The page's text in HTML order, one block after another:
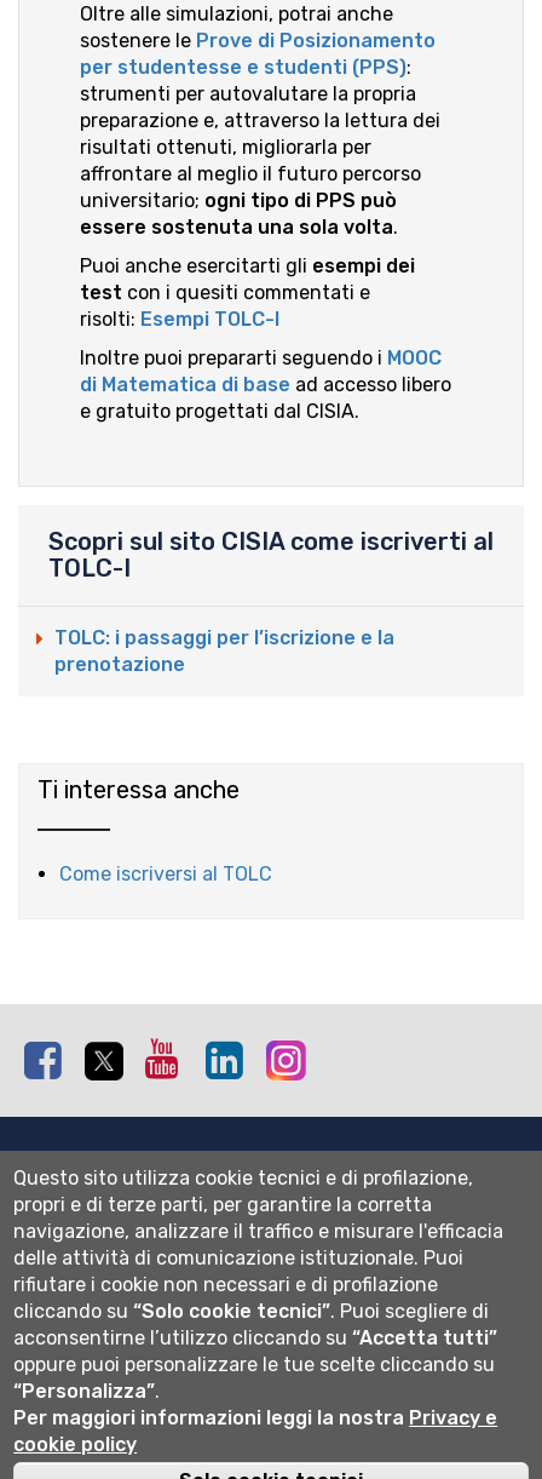
Oltre alle simulazioni, potrai anche
sostenere le Prove di Posizionamento
per studentesse e studenti (PPS):
strumenti per autovalutare la propria
preparazione e, attraverso la lettura dei
risultati ottenuti, migliorarla per
affrontare al meglio il futuro percorso
universitario; ogni tipo di PPS può
essere sostenuta una sola volta.
Puoi anche esercitarti gli esempi dei
test con i quesiti commentati e
risolti: Esempi TOLC-I
Inoltre puoi prepararti seguendo i MOOC
di Matematica di base ad accesso libero
e gratuito progettati dal CISIA.
Scopri sul sito CISIA come iscriverti al
TOLC-I
TOLC: i passaggi per l’iscrizione e la
prenotazione
Ti interessa anche
Come iscriversi al TOLC
Facebook Twitter Youtube Linkedin
Normativa cookie
Informativa privacy
Cookie settings
Wi-fi
Webmail
Università degli studi di Bergamo
via Salvecchio 19
Cod. Fiscale 80004350163
Questo sito utilizza cookie tecnici e di profilazione,
propri e di terze parti, per garantire la corretta
navigazione, analizzare il traffico e misurare l'efficacia
delle attività di comunicazione istituzionale. Puoi
rifiutare i cookie non necessari e di profilazione
cliccando su“Solo cookie tecnici”. Puoi scegliere di
acconsentirne l’utilizzo cliccando su“Accetta tutti”
oppure puoi personalizzare le tue scelte cliccando su
“Personalizza”.
Per maggiori informazioni leggi la nostra Privacy e
cookie policy